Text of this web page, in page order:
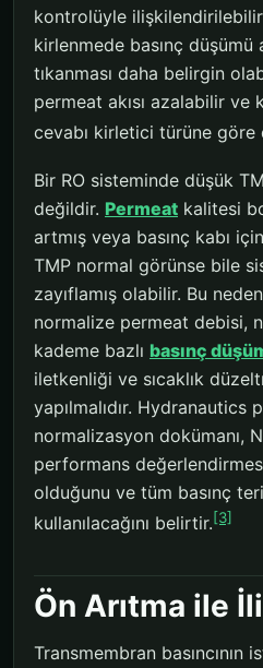
kontrolüyle
kirlenmede basınç düşümü
tıkanması daha belirgin
permeat akısı azalabilir ve
cevabı kirletici türüne göre
Bir RO sisteminde düşük
değildir. Permeat kalitesi
artmış veya basınç kabı
TMP normal görünse bile
zayıflamış olabilir. Bu
normalize permeat debisi,
kademe bazlı basınç
iletkenliği ve sıcaklık
yapılmalıdır. Hydranautics
normalizasyon dokümanı,
performans
olduğunu ve tüm basınç
kullanılacağını belirtir.[3]
Ön Arıtma ile
Transmembran basıncının